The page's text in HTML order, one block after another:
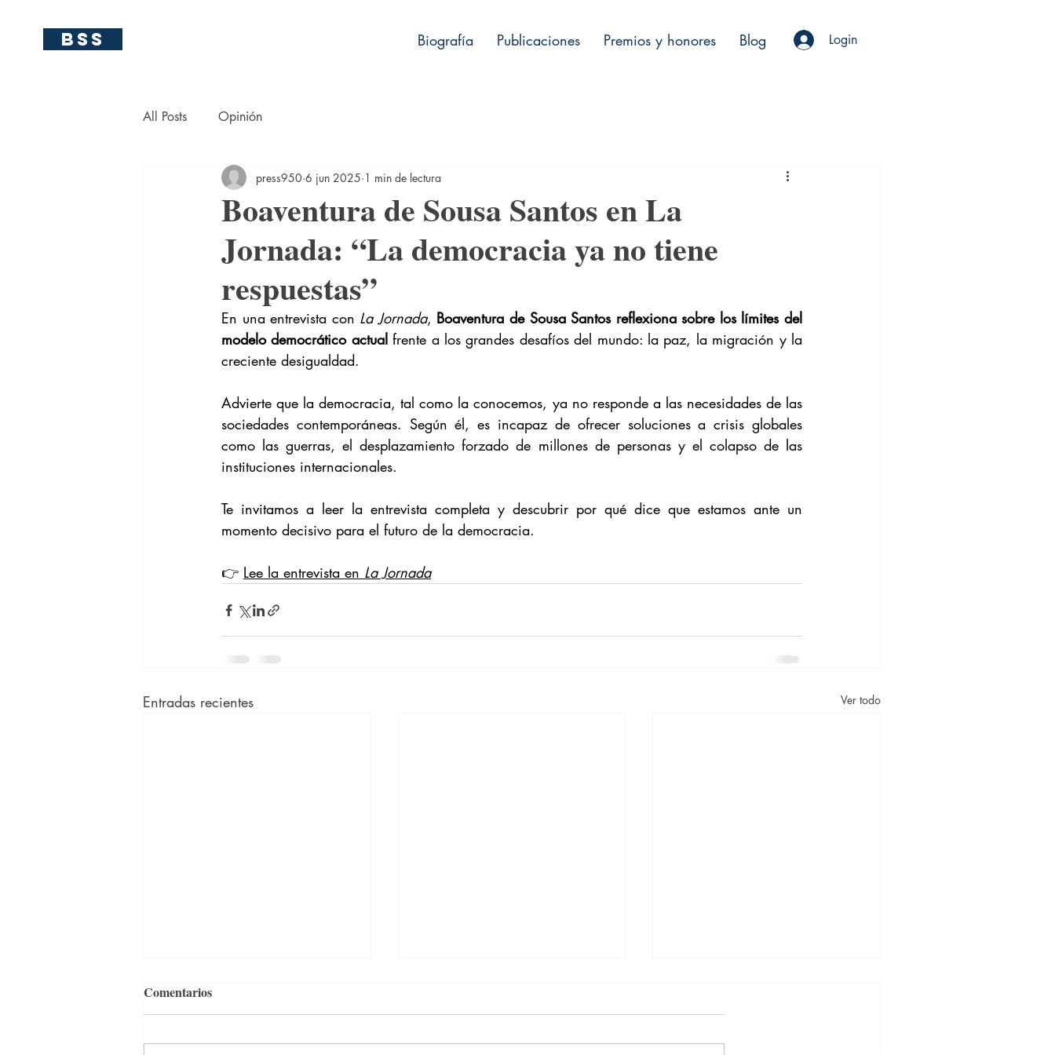
BSS Biografía Publicaciones Premios y honores Blog Login
All Posts Opinión
Boaventura de Sousa Santos en La
Jornada: “La democracia ya no tiene
respuestas”
press950 6 jun 2025 1 min de lectura
En una entrevista con La Jornada, Boaventura de Sousa Santos reflexiona sobre los límites del
modelo democrático actual frente a los grandes desafíos del mundo: la paz, la migración y la
creciente desigualdad.
Advierte que la democracia, tal como la conocemos, ya no responde a las necesidades de las
sociedades contemporáneas. Según él, es incapaz de ofrecer soluciones a crisis globales
como las guerras, el desplazamiento forzado de millones de personas y el colapso de las
instituciones internacionales.
Te invitamos a leer la entrevista completa y descubrir por qué dice que estamos ante un
momento decisivo para el futuro de la democracia.
👉 Lee la entrevista en La Jornada
Entradas recientes Ver todo
Comentarios